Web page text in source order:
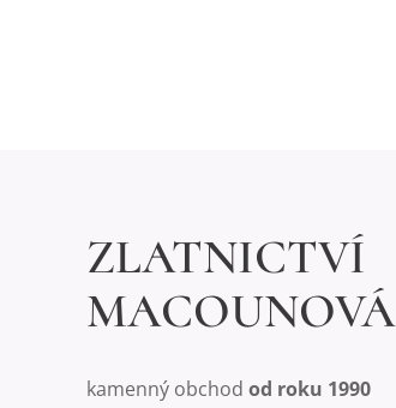
ZLATNICTVÍ
MACOUNOVÁ
kamenný obchod od roku 1990